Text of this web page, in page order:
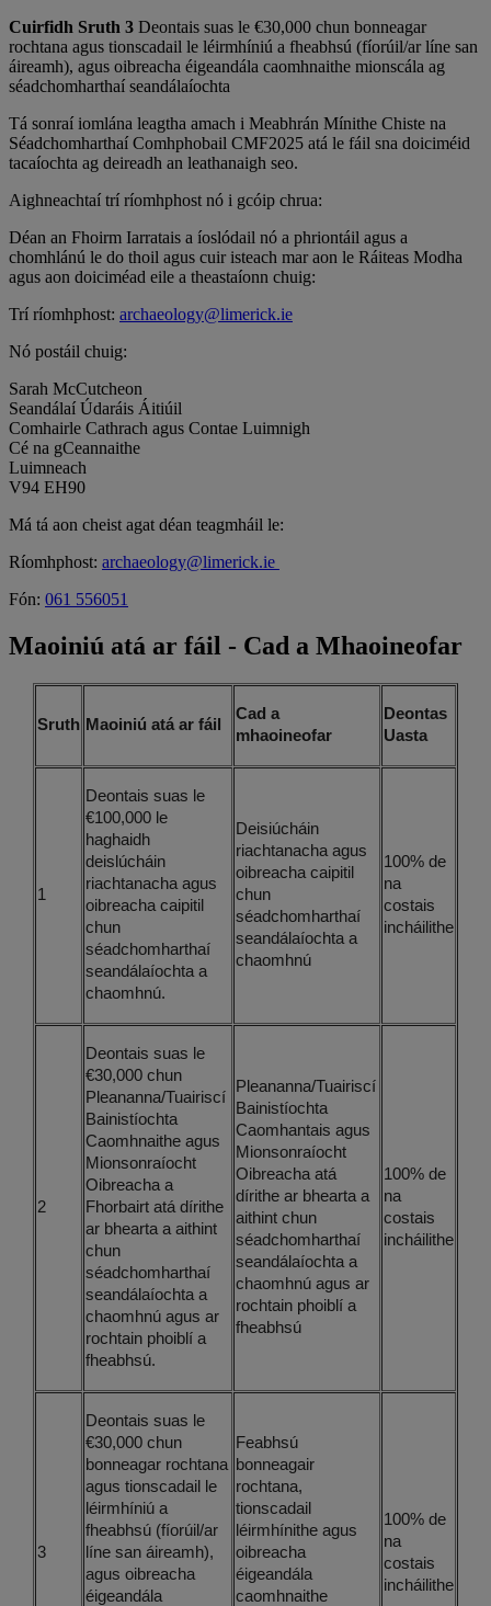
Cuirfidh Sruth 3 Deontais suas le €30,000 chun bonneagar
rochtana agus tionscadail le léirmhíniú a fheabhsú (fíorúil/ar líne san
áireamh), agus oibreacha éigeandála caomhnaithe mionscála ag
séadchomharthaí seandálaíochta
Tá sonraí iomlána leagtha amach i Meabhrán Mínithe Chiste na
Séadchomharthaí Comhphobail CMF2025 atá le fáil sna doiciméid
tacaíochta ag deireadh an leathanaigh seo.
Aighneachtaí trí ríomhphost nó i gcóip chrua:
Déan an Fhoirm Iarratais a íoslódail nó a phriontáil agus a
chomhlánú le do thoil agus cuir isteach mar aon le Ráiteas Modha
agus aon doiciméad eile a theastaíonn chuig:
Trí ríomhphost: archaeology@limerick.ie
Nó postáil chuig:
Sarah McCutcheon
Seandálaí Údaráis Áitiúil
Comhairle Cathrach agus Contae Luimnigh
Cé na gCeannaithe
Luimneach
V94 EH90
Má tá aon cheist agat déan teagmháil le:
Ríomhphost: archaeology@limerick.ie
Fón: 061 556051
Maoiniú atá ar fáil - Cad a Mhaoineofar
Sruth Maoiniú atá ar fáil
Cad a
mhaoineofar
Deontas
Uasta
1
Deontais suas le
€100,000 le
haghaidh
deislúcháin
riachtanacha agus
oibreacha caipitil
chun
séadchomharthaí
seandálaíochta a
chaomhnú.
Deisiúcháin
riachtanacha agus
oibreacha caipitil
chun
séadchomharthaí
seandálaíochta a
chaomhnú
100% de
na
costais
incháilithe
2
Deontais suas le
€30,000 chun
Pleananna/Tuairiscí
Bainistíochta
Caomhnaithe agus
Mionsonraíocht
Oibreacha a
Fhorbairt atá dírithe
ar bhearta a aithint
chun
séadchomharthaí
seandálaíochta a
chaomhnú agus ar
rochtain phoiblí a
fheabhsú.
Pleananna/Tuairiscí
Bainistíochta
Caomhantais agus
Mionsonraíocht
Oibreacha atá
dírithe ar bhearta a
aithint chun
séadchomharthaí
seandálaíochta a
chaomhnú agus ar
rochtain phoiblí a
fheabhsú
100% de
na
costais
incháilithe
3
Deontais suas le
€30,000 chun
bonneagar rochtana
agus tionscadail le
léirmhíniú a
fheabhsú (fíorúil/ar
líne san áireamh),
agus oibreacha
éigeandála
Feabhsú
bonneagair
rochtana,
tionscadail
léirmhínithe agus
oibreacha
éigeandála
caomhnaithe
100% de
na
costais
incháilithe